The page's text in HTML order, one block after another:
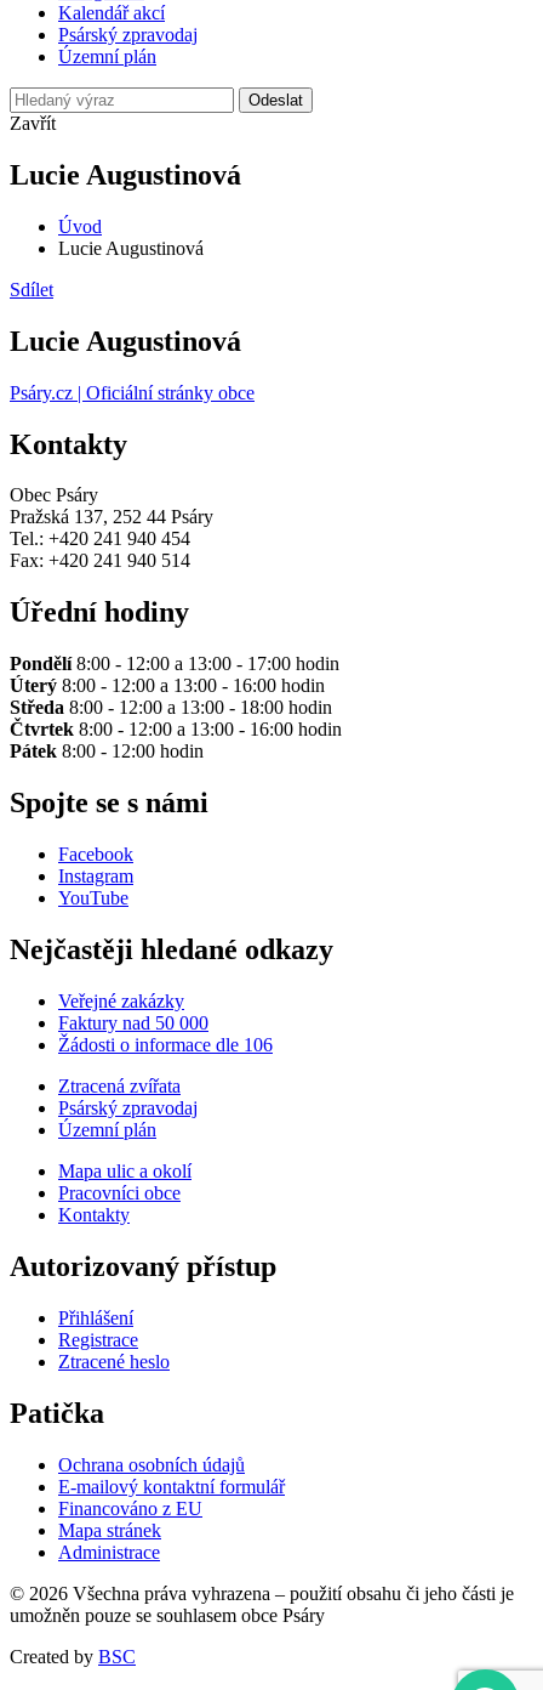
Kalendář akcí
Psárský zpravodaj
Územní plán
Odeslat
Zavřít
Lucie Augustinová
Úvod
Lucie Augustinová
Sdílet
Lucie Augustinová
Psáry.cz | Oficiální stránky obce
Kontakty
Obec Psáry
Pražská 137, 252 44 Psáry
Tel.: +420 241 940 454
Fax: +420 241 940 514
Úřední hodiny
Pondělí8:00 - 12:00 a 13:00 - 17:00 hodin
Úterý 8:00 - 12:00 a 13:00 - 16:00 hodin
Středa 8:00 - 12:00 a 13:00 - 18:00 hodin
Čtvrtek 8:00 - 12:00 a 13:00 - 16:00 hodin
Pátek 8:00 - 12:00 hodin
Spojte se s námi
Facebook
Instagram
YouTube
Nejčastěji hledané odkazy
Veřejné zakázky
Faktury nad 50 000
Žádosti o informace dle 106
Ztracená zvířata
Psárský zpravodaj
Územní plán
Mapa ulic a okolí
Pracovníci obce
Kontakty
Autorizovaný přístup
Přihlášení
Registrace
Ztracené heslo
Patička
Ochrana osobních údajů
E-mailový kontaktní formulář
Financováno z EU
Mapa stránek
Administrace
© 2026 Všechna práva vyhrazena – použití obsahu či jeho části je
umožněn pouze se souhlasem obce Psáry
Created by BSC